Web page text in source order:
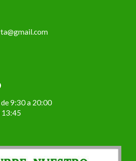
gmail.com
9:30 a 20:00
13:45